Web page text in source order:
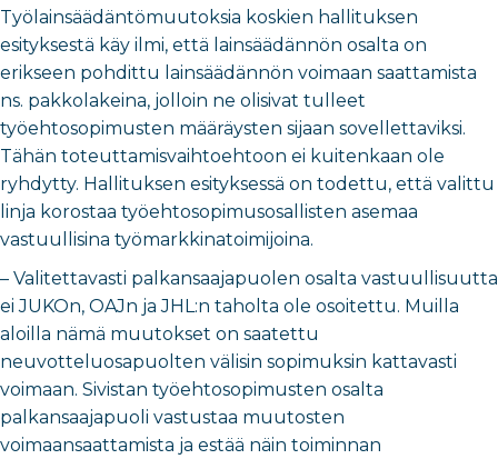
Työlainsäädäntömuutoksia koskien hallituksen
esityksestä käy ilmi, että lainsäädännön osalta on
erikseen pohdittu lainsäädännön voimaan saattamista
ns. pakkolakeina, jolloin ne olisivat tulleet
työehtosopimusten määräysten sijaan sovellettaviksi.
Tähän toteuttamisvaihtoehtoon ei kuitenkaan ole
ryhdytty. Hallituksen esityksessä on todettu, että valittu
linja korostaa työehtosopimusosallisten asemaa
vastuullisina työmarkkinatoimijoina.
– Valitettavasti palkansaajapuolen osalta vastuullisuutta
ei JUKOn, OAJn ja JHL:n taholta ole osoitettu. Muilla
aloilla nämä muutokset on saatettu
neuvotteluosapuolten välisin sopimuksin kattavasti
voimaan. Sivistan työehtosopimusten osalta
palkansaajapuoli vastustaa muutosten
voimaansaattamista ja estää näin toiminnan